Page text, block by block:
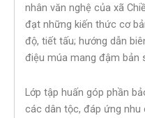
nhân văn nghệ của xã
đạt những kiến thức cơ
độ, tiết tấu; hướng dẫn
điệu múa mang đậm bản
Lớp tập huấn góp phần
các dân tộc, đáp ứng nhu